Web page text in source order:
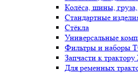
Колёса, шины,
Стандартные
Стёкла
Универсальные
Фильтры и наборы
Запчасти к
Для ременных